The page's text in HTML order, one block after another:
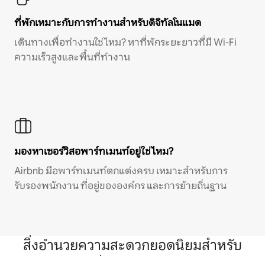
ที่พักเหมาะกับการทำงานสำหรับดิจิทัลโนแมด
เดินทางเพื่อทำงานใช่ไหม? หาที่พักระยะยาวที่มี Wi-Fi
ความเร็วสูงและพื้นที่ทำงาน
มองหาเซอร์วิสอพาร์ทเมนท์อยู่ใช่ไหม?
Airbnb มีอพาร์ทเมนท์ตกแต่งครบ เหมาะสำหรับการ
รับรองพนักงาน ที่อยู่ขององค์กร และการย้ายถิ่นฐาน
สิ่งอำนวยความสะดวกยอดนิยมสำหรับ